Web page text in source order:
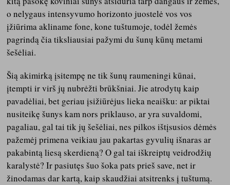
o nelygaus intensyvumo horizonto juostelė vos vos
įžiūrima akliname fone, kone tuštumoje, todėl žemės
pagrindą čia tiksliausiai pažymi du šunų kūnų metami
šešėliai.
Šią akimirką įsitempę ne tik šunų raumeningi kūnai,
įtempti ir virš jų nubrėžti brūkšniai. Jie atrodytų kaip
pavadėliai, bet geriau įsižiūrėjus lieka neaišku: ar piktai
nusiteikę šunys kam nors priklauso, ar yra suvaldomi,
pagaliau, gal tai tik jų šešėliai, nes pilkos ištįsusios dėmės
pažemėj primena veikiau jau pakartas gyvulių išnaras ar
pakabintą liesą skerdieną? O gal tai iškreiptų veidrodžių
karalystė? Ir pasiutęs šuo šoka pats prieš save, net ir
žinodamas dar kartą, kaip skaudžiai atsitrenks į tuštumą.